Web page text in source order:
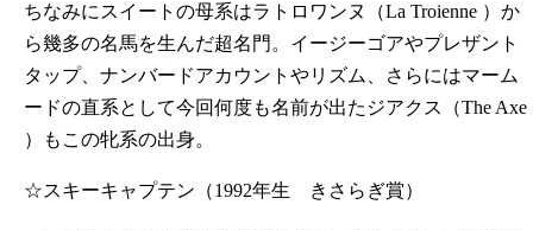
ちなみにスイートの母系はラトロワンヌ（La Troienne ）か
ら幾多の名馬を生んだ超名門。イージーゴアやプレザント
タップ、ナンバードアカウントやリズム、さらにはマーム
ードの直系として今回何度も名前が出たジアクス（The Axe
）もこの牝系の出身。
☆スキーキャプテン（1992年生 きさらぎ賞）